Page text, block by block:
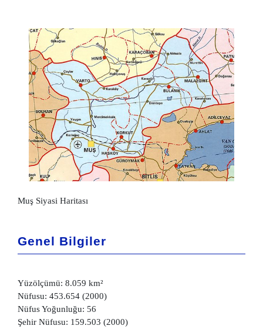
Muş Siyasi Haritası
Genel Bilgiler
Yüzölçümü: 8.059 km²
Nüfusu: 453.654 (2000)
Nüfus Yoğunluğu: 56
Şehir Nüfusu: 159.503 (2000)